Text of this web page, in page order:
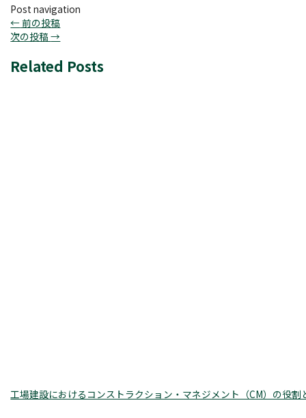
Post navigation
←前の投稿
次の投稿→
Related Posts
工場建設におけるコンストラクション・マネジメント（CM）の役割